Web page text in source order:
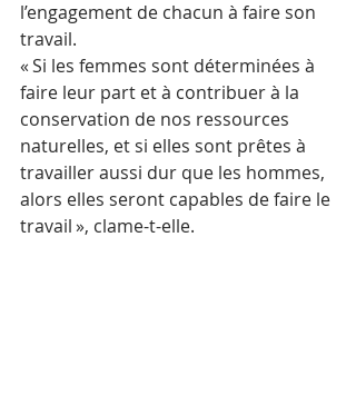
l’engagement de chacun à faire son
travail.
« Si les femmes sont déterminées à
faire leur part et à contribuer à la
conservation de nos ressources
naturelles, et si elles sont prêtes à
travailler aussi dur que les hommes,
alors elles seront capables de faire le
travail », clame-t-elle.